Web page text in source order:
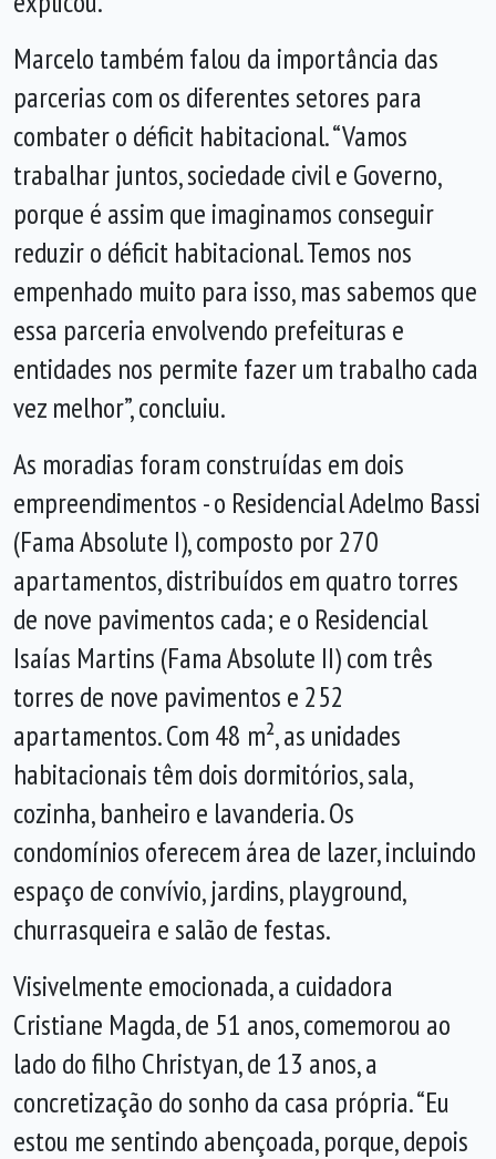
Marcelo também falou da importância das
parcerias com os diferentes setores para
combater o déficit habitacional. “Vamos
trabalhar juntos, sociedade civil e Governo,
porque é assim que imaginamos conseguir
reduzir o déficit habitacional. Temos nos
empenhado muito para isso, mas sabemos que
essa parceria envolvendo prefeituras e
entidades nos permite fazer um trabalho cada
vez melhor”, concluiu.
As moradias foram construídas em dois
empreendimentos - o Residencial Adelmo Bassi
(Fama Absolute I), composto por 270
apartamentos, distribuídos em quatro torres
de nove pavimentos cada; e o Residencial
Isaías Martins (Fama Absolute II) com três
torres de nove pavimentos e 252
apartamentos. Com 48 m², as unidades
habitacionais têm dois dormitórios, sala,
cozinha, banheiro e lavanderia. Os
condomínios oferecem área de lazer, incluindo
espaço de convívio, jardins, playground,
churrasqueira e salão de festas.
Visivelmente emocionada, a cuidadora
Cristiane Magda, de 51 anos, comemorou ao
lado do filho Christyan, de 13 anos, a
concretização do sonho da casa própria. “Eu
estou me sentindo abençoada, porque, depois